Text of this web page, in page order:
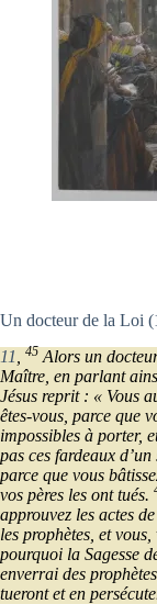
Un docteur de la Loi
11
45 Alors un
Maître, en parlant
Jésus reprit : « Vous
êtes-vous, parce que
impossibles à porter,
pas ces fardeaux
parce que vous
vos pères les ont tués.
approuvez les actes
les prophètes, et
pourquoi la Sagesse
enverrai des
tueront et en